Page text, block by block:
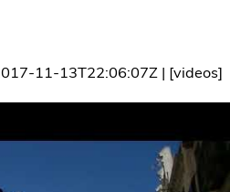
11-13T22:06:07Z | [videos]